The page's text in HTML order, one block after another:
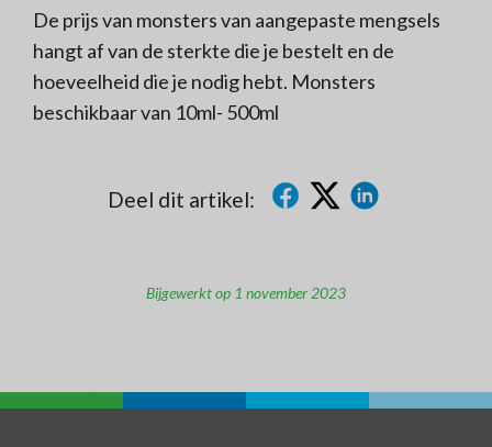
De prijs van monsters van aangepaste mengsels
hangt af van de sterkte die je bestelt en de
hoeveelheid die je nodig hebt. Monsters
beschikbaar van 10ml- 500ml
Deel dit artikel:
Bijgewerkt op 1 november 2023